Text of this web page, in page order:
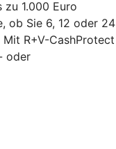
zu 1.000 Euro
ob Sie 6, 12 oder 24
R+V-CashProtect
oder